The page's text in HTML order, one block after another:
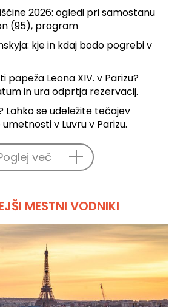
2026: ogledi pri samostanu
(95), program
kje in kdaj bodo pogrebi v
papeža Leona XIV. v Parizu?
in ura odprtja rezervacij.
Lahko se udeležite tečajev
v Luvru v Parizu.
več
MESTNI VODNIKI